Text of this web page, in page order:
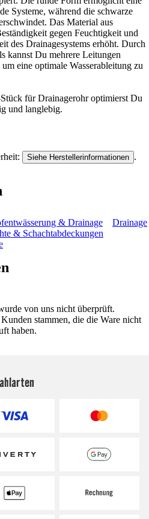
Systeme, während die schwarze
Das Material aus
gegen Feuchtigkeit und
des Drainagesystems erhöht. Durch
kannst Du mehrere Leitungen
eine optimale Wasserableitung zu
für Drainagerohr optimierst Du
und langlebig.
Siehe Herstellerinformationen .
& Drainage
Drainage
& Schachtabdeckungen
von uns nicht überprüft.
stammen, die die Ware nicht
haben.